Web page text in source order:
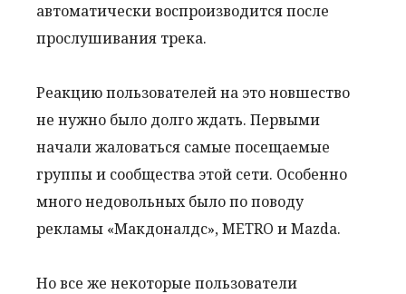
автоматически воспроизводится после
прослушивания трека.
Реакцию пользователей на это новшество
не нужно было долго ждать. Первыми
начали жаловаться самые посещаемые
группы и сообщества этой сети. Особенно
много недовольных было по поводу
рекламы «Макдоналдс», METRO и Mazda.
Но все же некоторые пользователи